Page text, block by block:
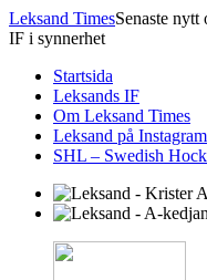
Leksand TimesSenaste
IF i synnerhet
Startsida
Leksands IF
Om Leksand Times
Leksand på Instagram
SHL – Swedish